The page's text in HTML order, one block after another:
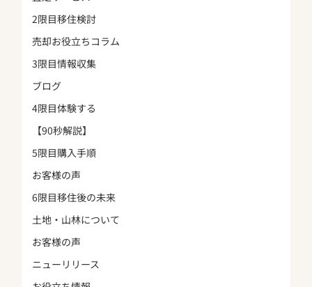
2限目移住検討
売却お役立ちコラム
3限目情報収集
ブログ
4限目体験する
【90秒解説】
5限目購入手順
お客様の声
6限目移住後の未来
土地・山林について
お客様の声
ニューリリース